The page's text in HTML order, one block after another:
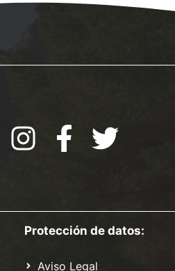
Protección de datos:
Aviso Legal